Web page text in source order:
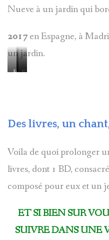
Nueve à un jardin qui
2017en Espagne, à
un jardin.
François
Felipé
Manuela
Anne
Hidalgo
Des livres, un
Voila de quoi prolonger
livres, dont 1 BD,
composé pour eux et un
ET SI BIEN SUR
SUIVRE DANS UNE